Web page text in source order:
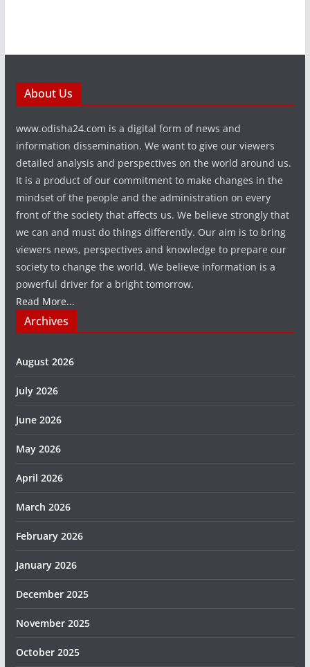
About Us
www.odisha24.com is a digital form of news and
information dissemination. We want to give our viewers
detailed analysis and perspectives on the world around us.
It is a product of our commitment to make changes in the
mindset of the people and the administration on every
front of the society that affects us. We believe strongly that
we can and must do things differently. Our aim is to bring
viewers news, perspectives and knowledge to prepare our
society to change the world. We believe information is a
powerful driver for a bright tomorrow.
Read More...
Archives
August 2026
July 2026
June 2026
May 2026
April 2026
March 2026
February 2026
January 2026
December 2025
November 2025
October 2025